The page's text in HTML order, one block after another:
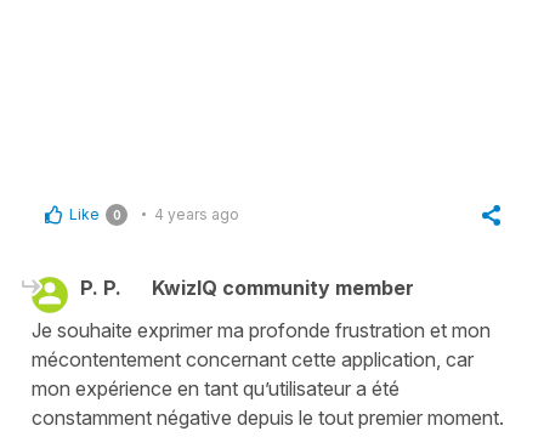
Like 0 4 years ago
P. P.
KwizIQ community member
Je souhaite exprimer ma profonde frustration et mon
mécontentement concernant cette application, car
mon expérience en tant qu’utilisateur a été
constamment négative depuis le tout premier moment.